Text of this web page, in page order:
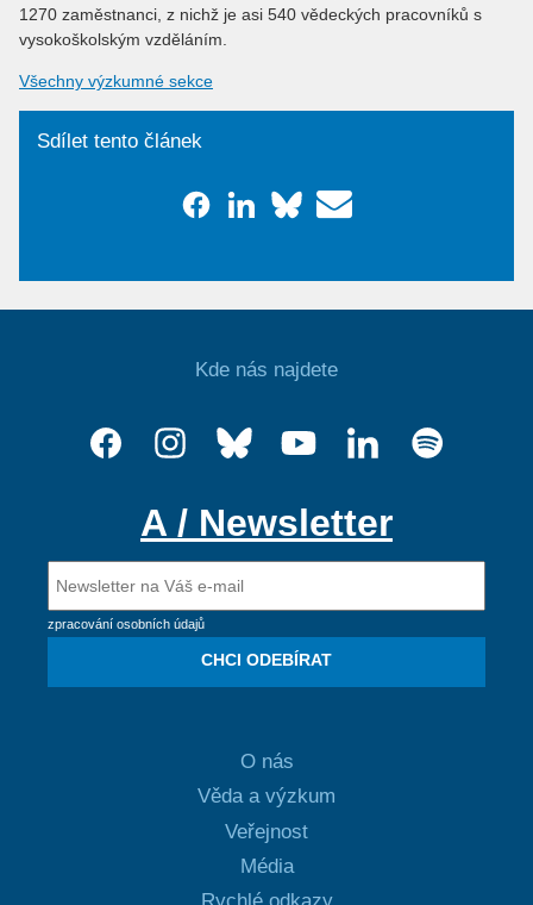
1270 zaměstnanci, z nichž je asi 540 vědeckých pracovníků s
vysokoškolským vzděláním.
Všechny výzkumné sekce
Sdílet tento článek
Kde nás najdete
A / Newsletter
zpracování osobních údajů
CHCI ODEBÍRAT
O nás
Věda a výzkum
Veřejnost
Média